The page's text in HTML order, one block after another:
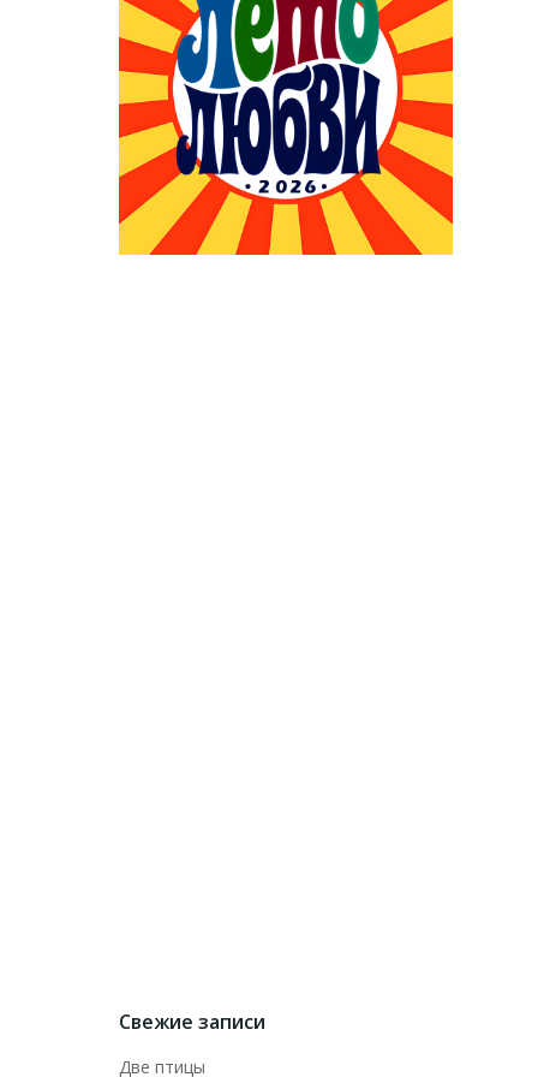
Свежие записи
Две птицы